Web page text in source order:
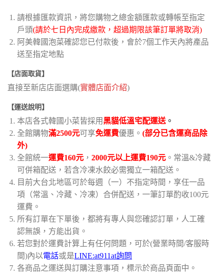
請根據匯款資訊，將您購物之總金額匯款或轉帳至指定
戶頭(請於七日內完成繳款，超過期限該筆訂單將取消)
阿美韓國泡菜確認您已付款後，會於7個工作天內將產品
送至指定地點
【店面取貨】
直接至新店店面選購(實體店面介紹)
【運送說明】
本店各式韓國小菜皆採用黑貓低溫宅配運送 。
全館購物滿2500元可享免運費優惠。 (部分已含運商品除
外)
全館統一運費160元 ， 2000元以上運費190元 。常溫&冷藏
可併箱配送，若含冷凍水餃必需獨立一箱配送。
目前大台北地區可於每週（一）不指定時間，享任一品
項（常溫、冷藏、冷凍）合併配送，一筆訂單酌收100元
運費。
所有訂單在下單後，都將有專人與您確認訂單，人工確
認無誤，方能出貨。
若您對於運費計算上有任何問題，可於(營業時間/客服時
間)內以電話或是LINE:at911at詢問
各商品之運送與訂購注意事項，標示於商品頁面中。